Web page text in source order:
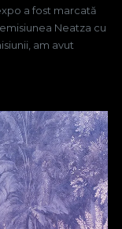
a fost marcată
Neatza cu
am avut